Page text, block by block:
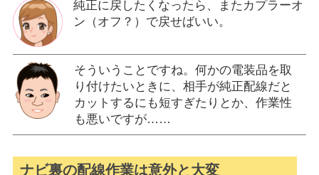
純正に戻したくなったら、またカプラーオ
ン（オフ？）で戻せばいい。
そういうことですね。何かの電装品を取
り付けたいときに、相手が純正配線だと
カットするにも短すぎたりとか、作業性
も悪いですが……
ナビ裏の配線作業は意外と大変